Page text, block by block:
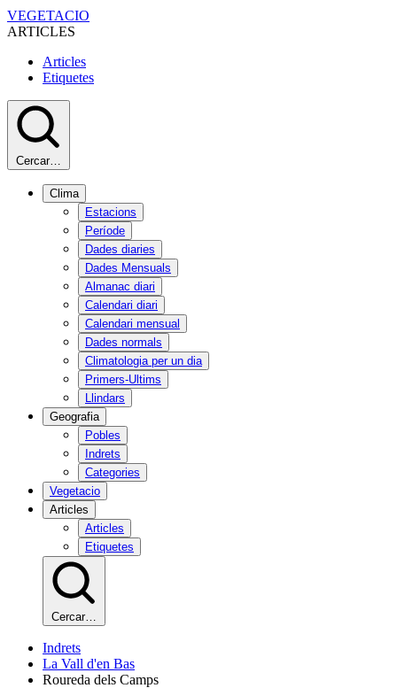
VEGETACIO
ARTICLES
Articles
Etiquetes
Cercar…
Clima
Estacions
Període
Dades diaries
Dades Mensuals
Almanac diari
Calendari diari
Calendari mensual
Dades normals
Climatologia per un dia
Primers-Ultims
Llindars
Geografia
Pobles
Indrets
Categories
Vegetacio
Articles
Articles
Etiquetes
Cercar…
Indrets
La Vall d'en Bas
Roureda dels Camps